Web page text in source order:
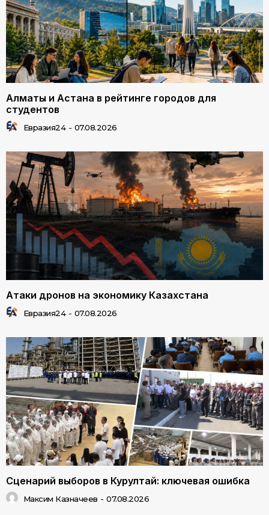
Алматы и Астана в рейтинге городов для
студентов
Евразия24 - 07.08.2026
Атаки дронов на экономику Казахстана
Евразия24 - 07.08.2026
Сценарий выборов в Курултай: ключевая ошибка
Максим Казначеев - 07.08.2026